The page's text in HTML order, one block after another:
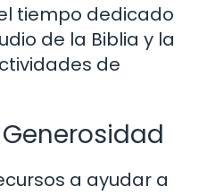
tiempo dedicado
de la Biblia y la
de
a ayudar a